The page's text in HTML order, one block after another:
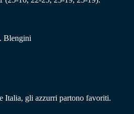
Blengini
Italia, gli azzurri partono favoriti.